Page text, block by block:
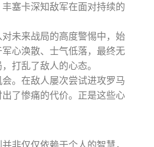
塞卡深知敌军在面对持续的
未来战局的高度警惕中，始
心涣散、士气低落，最终无
打乱了敌人的心态。
。在敌人屡次尝试进攻罗马
了惨痛的代价。正是这些心